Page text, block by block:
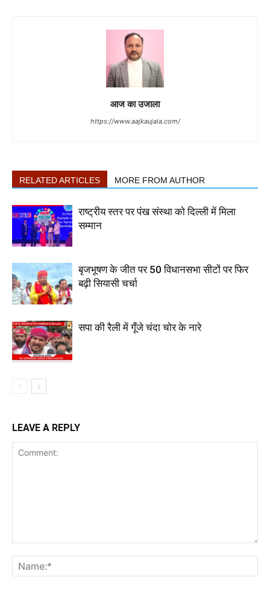
आज का उजाला
https://www.aajkaujala.com/
RELATED ARTICLES MORE FROM AUTHOR
राष्ट्रीय स्तर पर पंख संस्था को दिल्ली में मिला
सम्मान
बृजभूषण के जीत पर 50 विधानसभा सीटों पर फिर
बढ़ी सियासी चर्चा
सपा की रैली में गूँजे चंदा चोर के नारे
LEAVE A REPLY